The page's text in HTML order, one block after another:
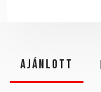
Ajánlott